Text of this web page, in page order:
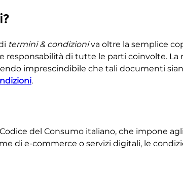
termini & condizioniva oltre la semplice
di tutte le parti coinvolte. La
imprescindibile che tali documenti
.
del Consumo italiano, che impone
di e-commerce o servizi digitali, le